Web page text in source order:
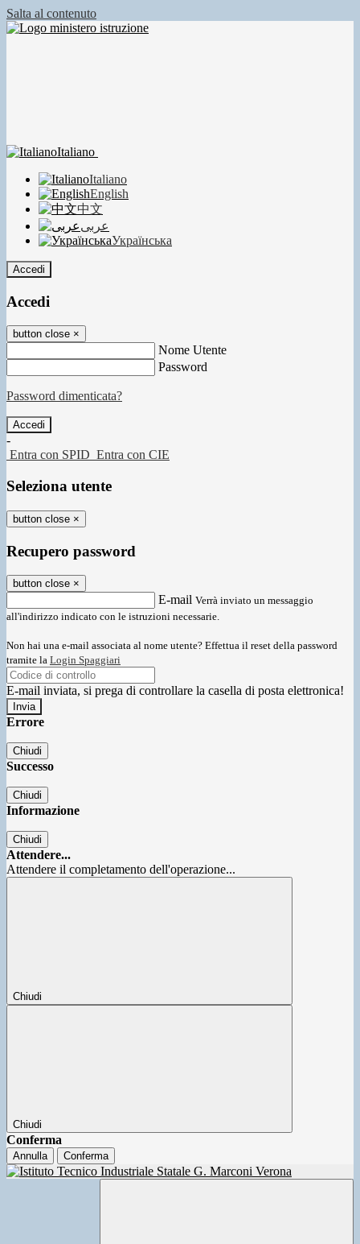
Salta al contenuto
Italiano
Italiano
English
中文
عربى
Українська
Accedi
Accedi
button close ×
Nome Utente
Password
Password dimenticata?
-
Entra con SPID Entra con CIE
Seleziona utente
button close ×
Recupero password
button close ×
E-mail Verrà inviato un messaggio
all'indirizzo indicato con le istruzioni necessarie.
Non hai una e-mail associata al nome utente? Effettua il reset della password
tramite la Login Spaggiari
E-mail inviata, si prega di controllare la casella di posta elettronica!
Errore
Chiudi
Successo
Chiudi
Informazione
Chiudi
Attendere...
Attendere il completamento dell'operazione...
Chiudi
Chiudi
Conferma
Annulla Conferma